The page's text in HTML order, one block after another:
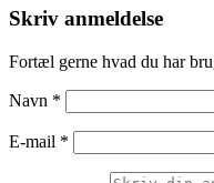
Skriv anmeldelse
Fortæl gerne hvad du har
Navn *
E-mail *